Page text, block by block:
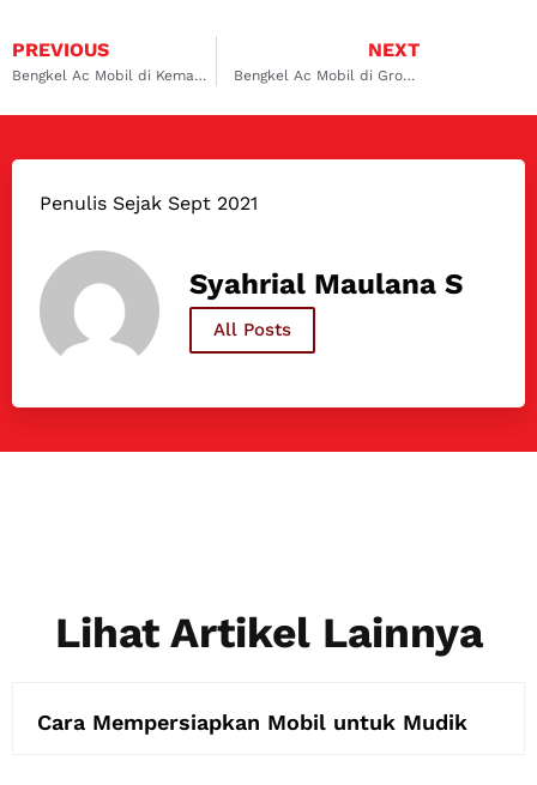
PREVIOUS
Bengkel Ac Mobil di Kemayoran
NEXT
Bengkel Ac Mobil di Grogol
Penulis Sejak Sept 2021
Syahrial Maulana S
All Posts
Lihat Artikel Lainnya
Cara Mempersiapkan Mobil untuk Mudik